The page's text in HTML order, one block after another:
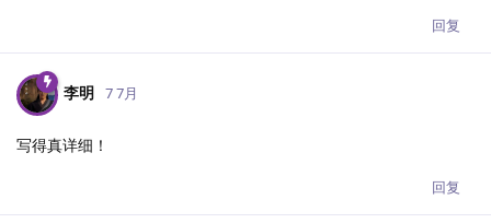
回复
李明 7 7月
写得真详细！
回复